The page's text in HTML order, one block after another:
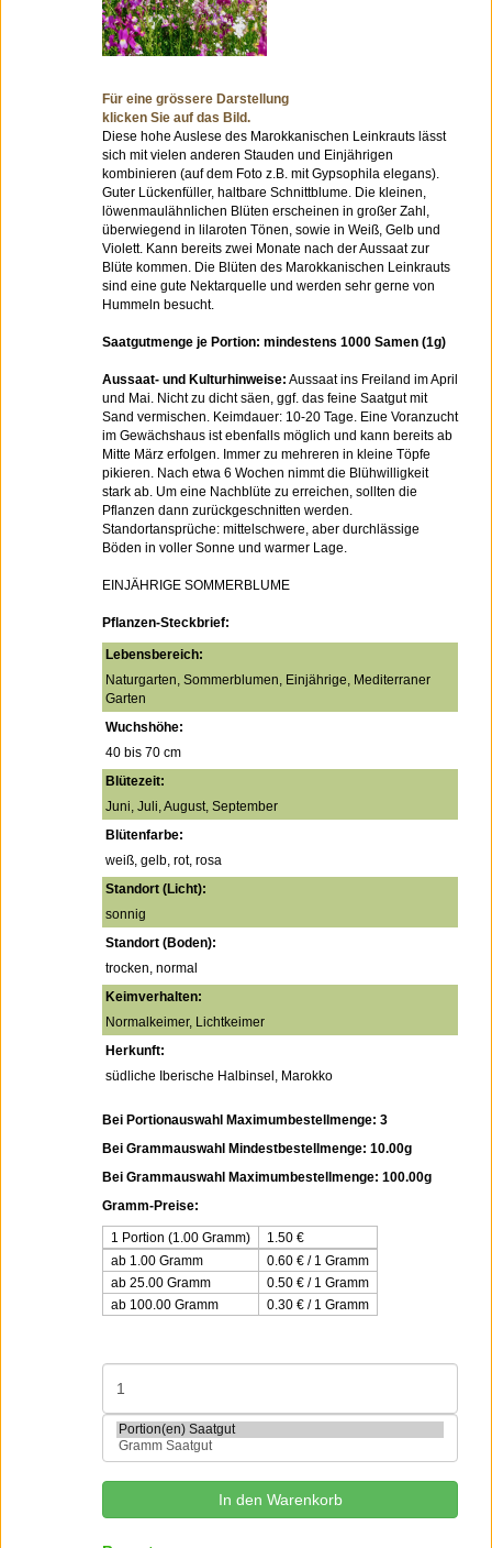
Für eine grössere Darstellung
klicken Sie auf das Bild.
Diese hohe Auslese des Marokkanischen Leinkrauts lässt
sich mit vielen anderen Stauden und Einjährigen
kombinieren (auf dem Foto z.B. mit Gypsophila elegans).
Guter Lückenfüller, haltbare Schnittblume. Die kleinen,
löwenmaulähnlichen Blüten erscheinen in großer Zahl,
überwiegend in lilaroten Tönen, sowie in Weiß, Gelb und
Violett. Kann bereits zwei Monate nach der Aussaat zur
Blüte kommen. Die Blüten des Marokkanischen Leinkrauts
sind eine gute Nektarquelle und werden sehr gerne von
Hummeln besucht.
Saatgutmenge je Portion: mindestens 1000 Samen (1g)
Aussaat- und Kulturhinweise: Aussaat ins Freiland im April
und Mai. Nicht zu dicht säen, ggf. das feine Saatgut mit
Sand vermischen. Keimdauer: 10-20 Tage. Eine Voranzucht
im Gewächshaus ist ebenfalls möglich und kann bereits ab
Mitte März erfolgen. Immer zu mehreren in kleine Töpfe
pikieren. Nach etwa 6 Wochen nimmt die Blühwilligkeit
stark ab. Um eine Nachblüte zu erreichen, sollten die
Pflanzen dann zurückgeschnitten werden.
Standortansprüche: mittelschwere, aber durchlässige
Böden in voller Sonne und warmer Lage.
EINJÄHRIGE SOMMERBLUME
Pflanzen-Steckbrief:
Lebensbereich:
Naturgarten, Sommerblumen, Einjährige, Mediterraner
Garten
Wuchshöhe:
40 bis 70 cm
Blütezeit:
Juni, Juli, August, September
Blütenfarbe:
weiß, gelb, rot, rosa
Standort (Licht):
sonnig
Standort (Boden):
trocken, normal
Keimverhalten:
Normalkeimer, Lichtkeimer
Herkunft:
südliche Iberische Halbinsel, Marokko
Bei Portionauswahl Maximumbestellmenge: 3
Bei Grammauswahl Mindestbestellmenge: 10.00g
Bei Grammauswahl Maximumbestellmenge: 100.00g
Gramm-Preise:
1 Portion (1.00 Gramm) 1.50 €
ab 1.00 Gramm
0.60 € / 1 Gramm
ab 25.00 Gramm
0.50 € / 1 Gramm
ab 100.00 Gramm
0.30 € / 1 Gramm